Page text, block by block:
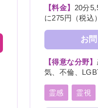
【料金】 20分
に275円（税込）
お
【得意な分野】
気、不倫、
婦、離婚、親
教育、介護、
霊感 霊視